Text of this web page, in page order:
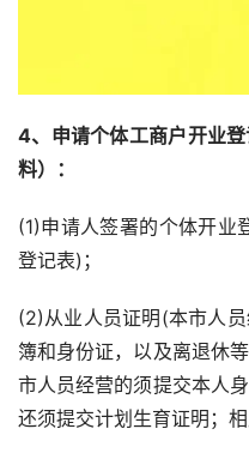
4、申请个体工商户开业
料）：
(1)申请人签署的个体开业
登记表)；
(2)从业人员证明(本市人
簿和身份证，以及离退休
市人员经营的须提交本人
还须提交计划生育证明；相